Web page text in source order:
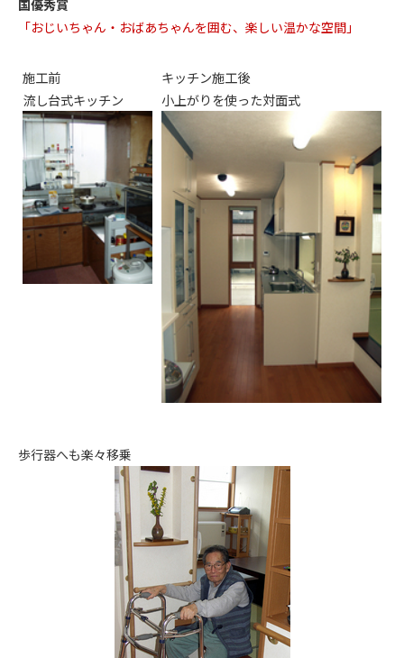
国優秀賞
「おじいちゃん・おばあちゃんを囲む、楽しい温かな空間」
施工前
流し台式キッチン
キッチン施工後
小上がりを使った対面式
歩行器へも楽々移乗